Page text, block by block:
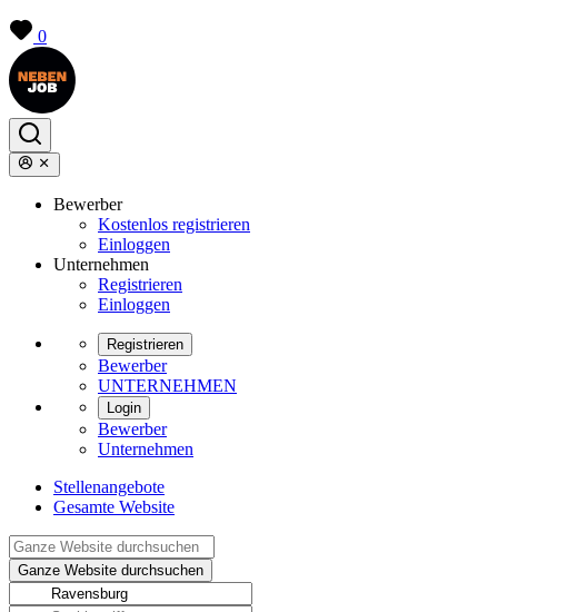
0
Bewerber
Kostenlos registrieren
Einloggen
Unternehmen
Registrieren
Einloggen
Registrieren
Bewerber
UNTERNEHMEN
Login
Bewerber
Unternehmen
Stellenangebote
Gesamte Website